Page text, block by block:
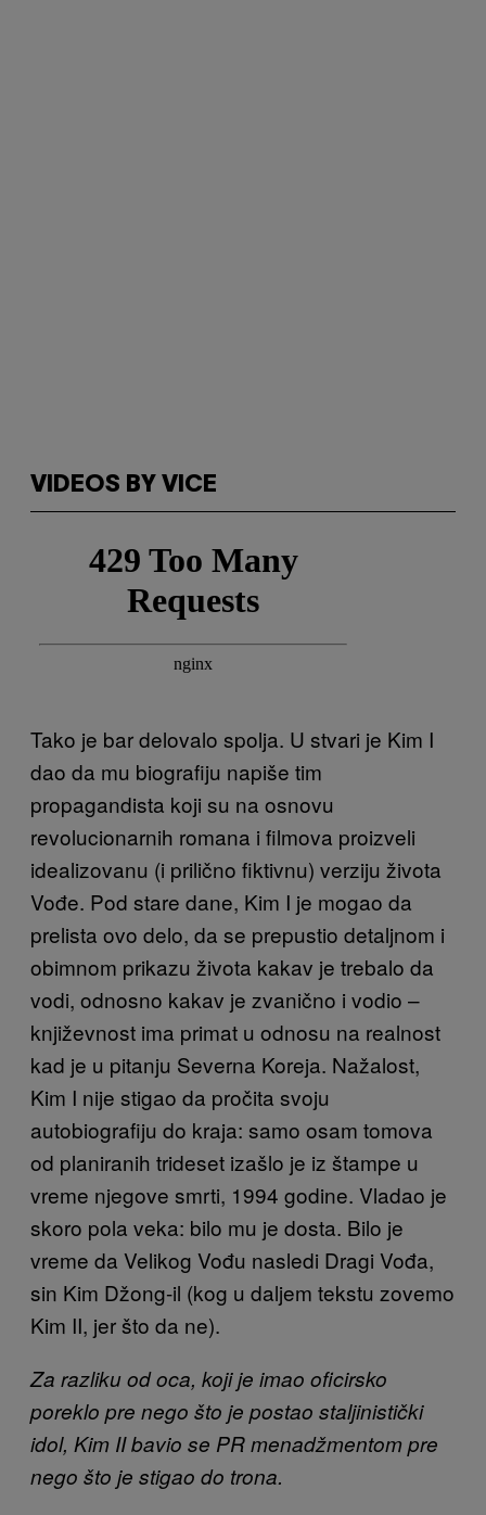
VIDEOS BY VICE
Tako je bar delovalo spolja. U stvari je Kim I
dao da mu biografiju napiše tim
propagandista koji su na osnovu
revolucionarnih romana i filmova proizveli
idealizovanu (i prilično fiktivnu) verziju života
Vođe. Pod stare dane, Kim I je mogao da
prelista ovo delo, da se prepustio detaljnom i
obimnom prikazu života kakav je trebalo da
vodi, odnosno kakav je zvanično i vodio –
književnost ima primat u odnosu na realnost
kad je u pitanju Severna Koreja. Nažalost,
Kim I nije stigao da pročita svoju
autobiografiju do kraja: samo osam tomova
od planiranih trideset izašlo je iz štampe u
vreme njegove smrti, 1994 godine. Vladao je
skoro pola veka: bilo mu je dosta. Bilo je
vreme da Velikog Vođu nasledi Dragi Vođa,
sin Kim Džong-il (kog u daljem tekstu zovemo
Kim II, jer što da ne).
Za razliku od oca, koji je imao oficirsko
poreklo pre nego što je postao staljinistički
idol, Kim II bavio se PR menadžmentom pre
nego što je stigao do trona.